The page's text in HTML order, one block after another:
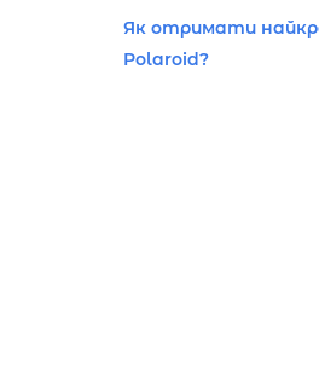
Як отримати
Polaroid?